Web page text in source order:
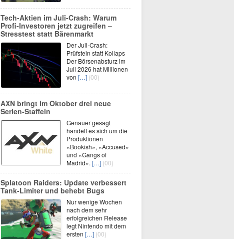
Tech-Aktien im Juli-Crash: Warum
Profi-Investoren jetzt zugreifen –
Stresstest statt Bärenmarkt
Der Juli-Crash:
Prüfstein statt Kollaps
Der Börsenabsturz im
Juli 2026 hat Millionen
von […] (00)
AXN bringt im Oktober drei neue
Serien-Staffeln
Genauer gesagt
handelt es sich um die
Produktionen
«Bookish», «Accused»
und «Gangs of
Madrid». […] (00)
Splatoon Raiders: Update verbessert
Tank-Limiter und behebt Bugs
Nur wenige Wochen
nach dem sehr
erfolgreichen Release
legt Nintendo mit dem
ersten […] (00)